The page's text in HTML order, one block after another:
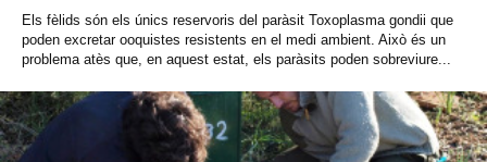
Els fèlids són els únics reservoris del paràsit Toxoplasma gondii que
poden excretar ooquistes resistents en el medi ambient. Això és un
problema atès que, en aquest estat, els paràsits poden sobreviure...